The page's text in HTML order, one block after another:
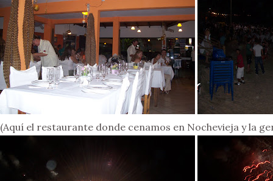
(Aquí el restaurante donde cenamos en Nochevieja y la